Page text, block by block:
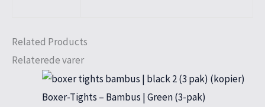
Related Products
Relaterede varer
Boxer-Tights – Bambus | Green (3-pak)